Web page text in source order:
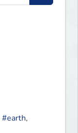
#earth,